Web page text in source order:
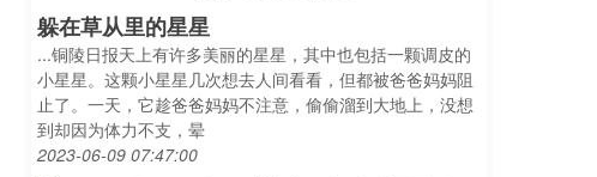
躲在草从里的星星
...铜陵日报天上有许多美丽的星星，其中也包括一颗调皮的
小星星。这颗小星星几次想去人间看看，但都被爸爸妈妈阻
止了。一天，它趁爸爸妈妈不注意，偷偷溜到大地上，没想
到却因为体力不支，晕
2023-06-09 07:47:00